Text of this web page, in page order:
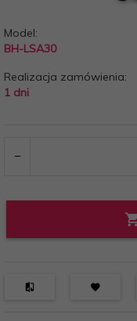
Model:
BH-LSA30
Realizacja zamówienia:
1 dni